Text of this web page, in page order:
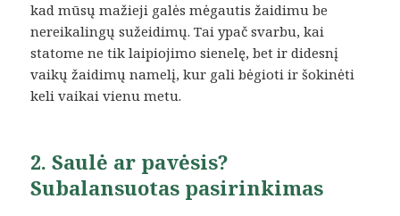
kad mūsų mažieji galės mėgautis žaidimu be
nereikalingų sužeidimų. Tai ypač svarbu, kai
statome ne tik laipiojimo sienelę, bet ir didesnį
vaikų žaidimų namelį, kur gali bėgioti ir šokinėti
keli vaikai vienu metu.
2. Saulė ar pavėsis?
Subalansuotas pasirinkimas